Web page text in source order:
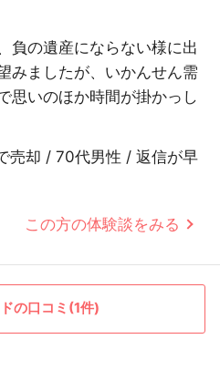
負の遺産にならない様に出
みましたが、いかんせん需
思いのほか時間が掛かっし
売却 / 70代男性 / 返信が早
この方の体験談をみる
の口コミ(1件)